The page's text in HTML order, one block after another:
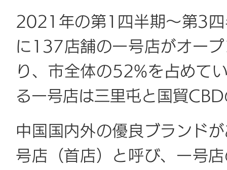
2021年の第1四半期～第3
に137店舗の一号店がオー
り、市全体の52%を占めて
る一号店は三里屯と国貿
中国国内外の優良ブランド
号店（首店）と呼び、一号